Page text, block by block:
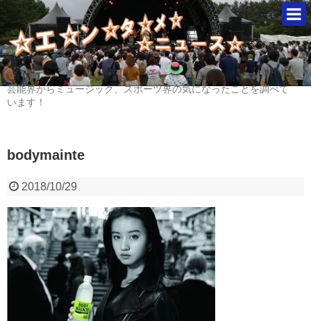
芸能界からミュージック、スポーツ界の気になったことを調べて
います！
bodymainte
2018/10/29